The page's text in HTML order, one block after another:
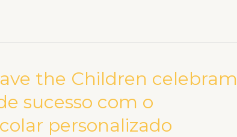
the Children celebram
sucesso com o
personalizado